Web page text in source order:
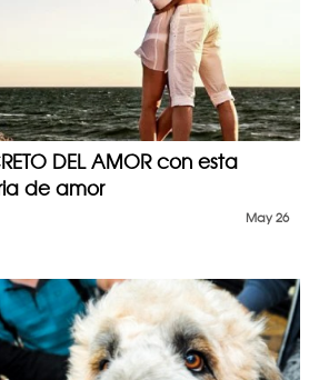
DEL AMOR con esta
de amor
May 26